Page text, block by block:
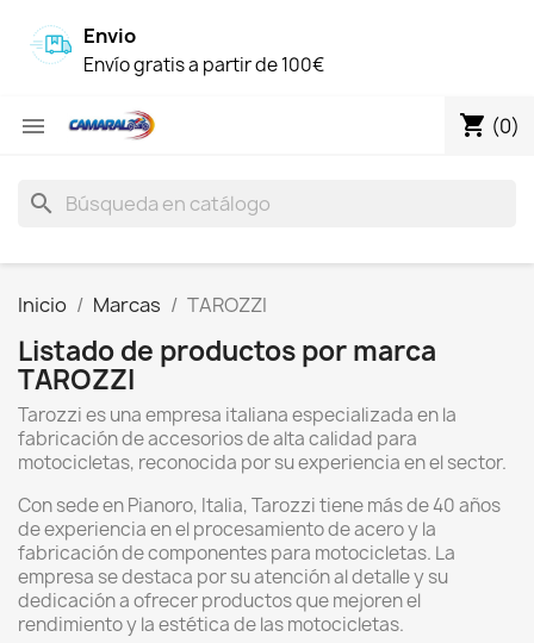
Envio
Envío gratis a partir de 100€
 shopping_cart (0)
search
Inicio Marcas TAROZZI
Listado de productos por marca
TAROZZI
Tarozzi es una empresa italiana especializada en la
fabricación de accesorios de alta calidad para
motocicletas, reconocida por su experiencia en el sector.
Con sede en Pianoro, Italia, Tarozzi tiene más de 40 años
de experiencia en el procesamiento de acero y la
fabricación de componentes para motocicletas. La
empresa se destaca por su atención al detalle y su
dedicación a ofrecer productos que mejoren el
rendimiento y la estética de las motocicletas.